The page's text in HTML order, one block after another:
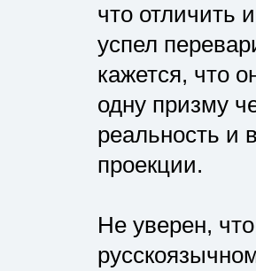
что отличить
успел
кажется, что
одну призму
реальность и
проекции.
Не уверен,